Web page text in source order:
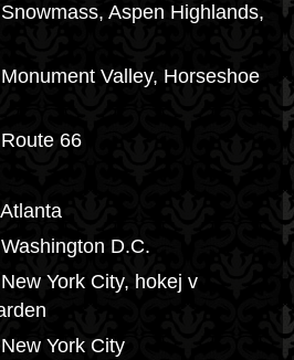
Aspen Highlands,
Valley, Horseshoe
66
D.C.
York City, hokej v
York City